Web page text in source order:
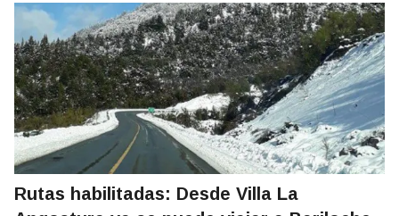
Rutas habilitadas: Desde Villa La